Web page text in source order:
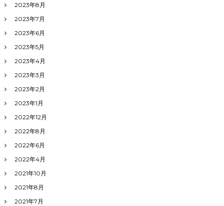
2023年8月
2023年7月
2023年6月
2023年5月
2023年4月
2023年3月
2023年2月
2023年1月
2022年12月
2022年8月
2022年6月
2022年4月
2021年10月
2021年8月
2021年7月